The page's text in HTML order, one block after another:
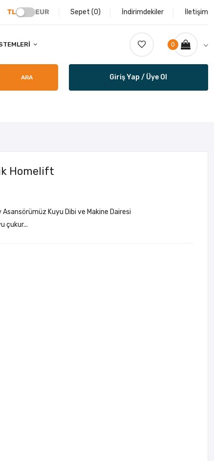
TL EUR Sepet (0) İndirimdekiler İletişim
0
ARA Giriş Yap / Üye Ol
Homelift
Kuyu Dibi ve Makine Dairesi
çukur...